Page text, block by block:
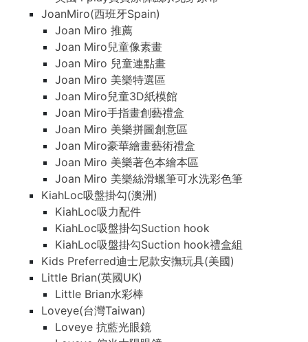
JoanMiro(西班牙Spain)
Joan Miro 推薦
Joan Miro兒童像素畫
Joan Miro 兒童連點畫
Joan Miro 美樂特選區
Joan Miro兒童3D紙模館
Joan Miro手指畫創藝禮盒
Joan Miro 美樂拼圖創意區
Joan Miro豪華繪畫藝術禮盒
Joan Miro 美樂著色本繪本區
Joan Miro 美樂絲滑蠟筆可水洗彩色筆
KiahLoc吸盤掛勾(澳洲)
KiahLoc吸力配件
KiahLoc吸盤掛勾Suction hook
KiahLoc吸盤掛勾Suction hook禮盒組
Kids Preferred迪士尼款安撫玩具(美國)
Little Brian(英國UK)
Little Brian水彩棒
Loveye(台灣Taiwan)
Loveye 抗藍光眼鏡